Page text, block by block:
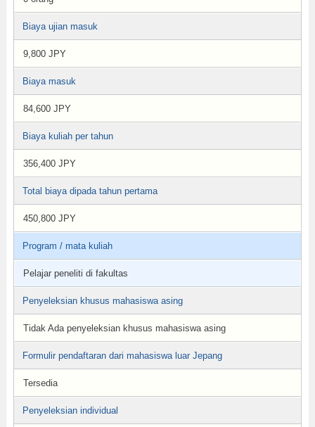
Biaya ujian masuk
9,800 JPY
Biaya masuk
84,600 JPY
Biaya kuliah per tahun
356,400 JPY
Total biaya dipada tahun pertama
450,800 JPY
Program / mata kuliah
Pelajar peneliti di fakultas
Penyeleksian khusus mahasiswa asing
Tidak Ada penyeleksian khusus mahasiswa asing
Formulir pendaftaran dari mahasiswa luar Jepang
Tersedia
Penyeleksian individual